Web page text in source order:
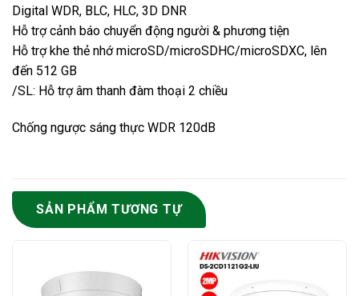
Digital WDR, BLC, HLC, 3D DNR
Hỗ trợ cảnh báo chuyển động người & phương tiện
Hỗ trợ khe thẻ nhớ microSD/microSDHC/microSDXC, lên
đến 512 GB
/SL: Hỗ trợ âm thanh đàm thoại 2 chiều
Chống ngược sáng thực WDR 120dB
SẢN PHẨM TƯƠNG TỰ